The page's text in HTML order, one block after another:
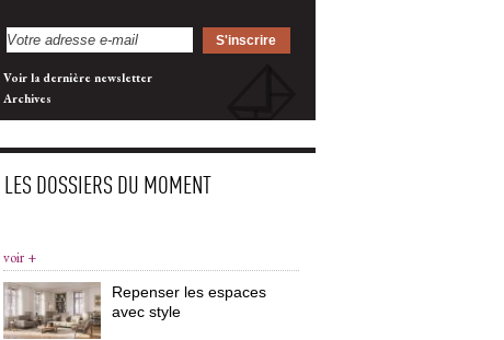
Voir la dernière newsletter
Archives
LES DOSSIERS DU MOMENT
voir +
Repenser les espaces
avec style